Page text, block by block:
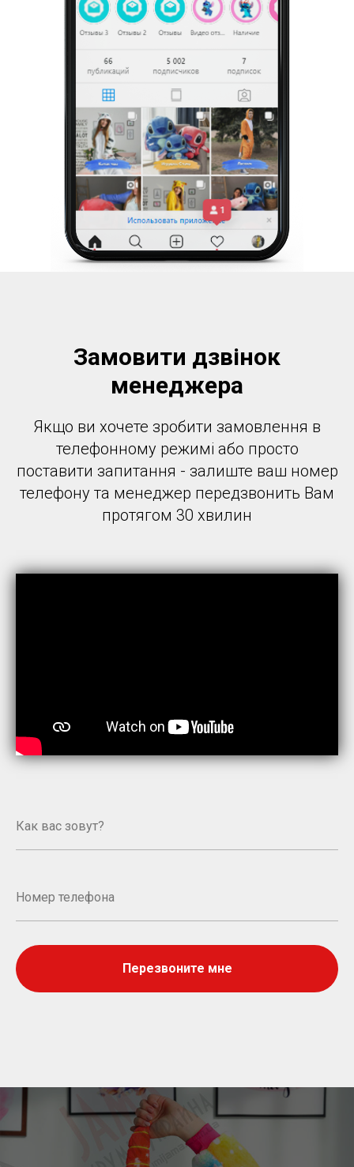
Замовити дзвінок
менеджера
Якщо ви хочете зробити замовлення в
телефонному режимі або просто
поставити запитання - залиште ваш номер
телефону та менеджер передзвонить Вам
протягом 30 хвилин
Перезвоните мне